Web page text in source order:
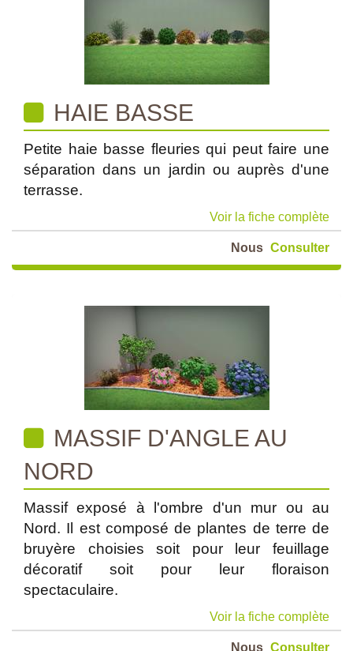
HAIE BASSE
Petite haie basse fleuries qui peut faire une
séparation dans un jardin ou auprès d'une
terrasse.
Voir la fiche complète
Nous Consulter
MASSIF D'ANGLE AU
NORD
Massif exposé à l'ombre d'un mur ou au
Nord. Il est composé de plantes de terre de
bruyère choisies soit pour leur feuillage
décoratif soit pour leur floraison
spectaculaire.
Voir la fiche complète
Nous Consulter